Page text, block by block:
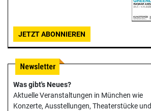
JETZT ABONNIEREN
Was gibt's Neues?
Aktuelle Veranstaltungen in München wie
Konzerte, Ausstellungen, Theater­stücke und